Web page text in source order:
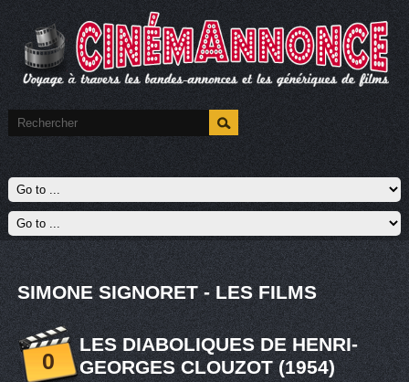
SIMONE SIGNORET - LES FILMS
0
LES DIABOLIQUES DE HENRI-
GEORGES CLOUZOT (1954)